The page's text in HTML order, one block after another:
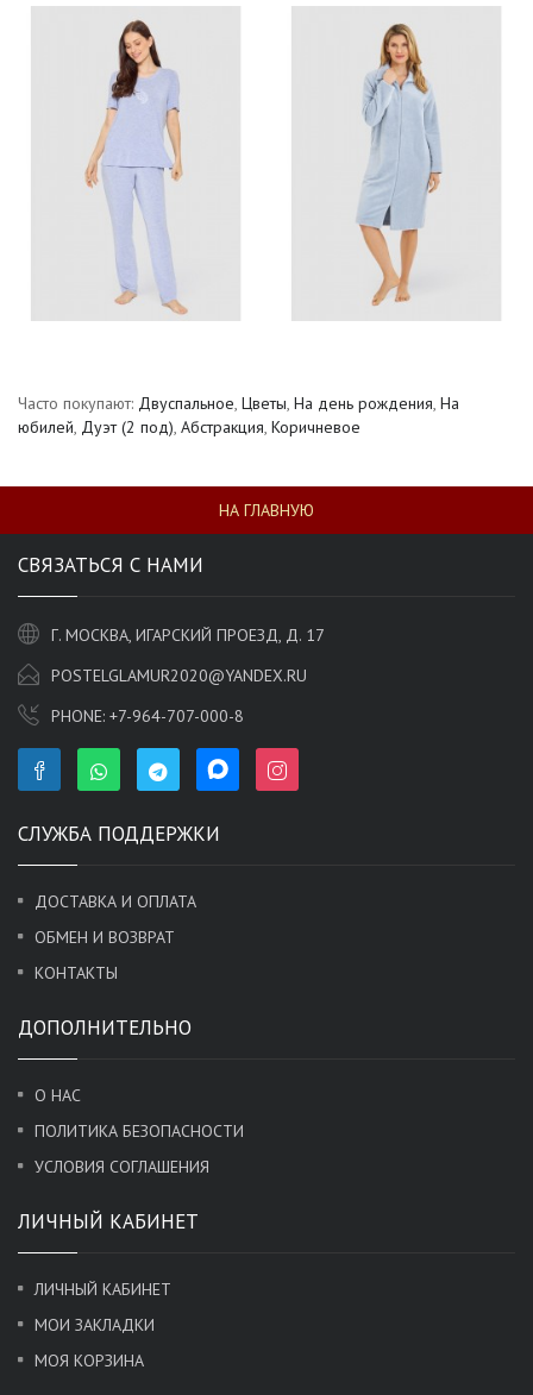
Часто покупают: Двуспальное, Цветы, На день рождения, На
юбилей, Дуэт (2 под), Абстракция, Коричневое
НА ГЛАВНУЮ
СВЯЗАТЬСЯ С НАМИ
Г. МОСКВА, ИГАРСКИЙ ПРОЕЗД, Д. 17
POSTELGLAMUR2020@YANDEX.RU
PHONE: +7-964-707-000-8
СЛУЖБА ПОДДЕРЖКИ
ДОСТАВКА И ОПЛАТА
ОБМЕН И ВОЗВРАТ
КОНТАКТЫ
ДОПОЛНИТЕЛЬНО
О НАС
ПОЛИТИКА БЕЗОПАСНОСТИ
УСЛОВИЯ СОГЛАШЕНИЯ
ЛИЧНЫЙ КАБИНЕТ
ЛИЧНЫЙ КАБИНЕТ
МОИ ЗАКЛАДКИ
МОЯ КОРЗИНА